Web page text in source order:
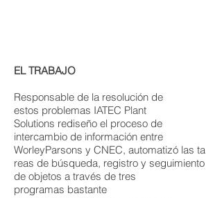
EL TRABAJO
​Responsable de la resolución de
estos problemas IATEC Plant
Solutions rediseño el proceso de
intercambio de información entre
WorleyParsons y CNEC, automatizó las ta
reas de búsqueda, registro y seguimiento
de objetos a través de tres
programas bastante